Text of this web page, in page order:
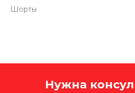
Шорты
Нужна